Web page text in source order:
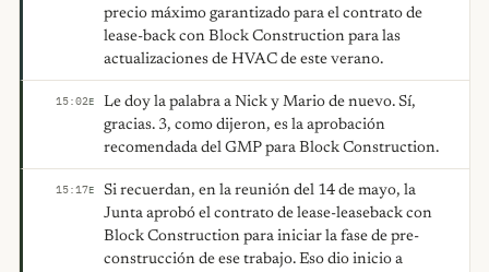
precio máximo garantizado para el contrato de
lease-back con Block Construction para las
actualizaciones de HVAC de este verano.
15:02E
Le doy la palabra a Nick y Mario de nuevo. Sí,
gracias. 3, como dijeron, es la aprobación
recomendada del GMP para Block Construction.
15:17E
Si recuerdan, en la reunión del 14 de mayo, la
Junta aprobó el contrato de lease-leaseback con
Block Construction para iniciar la fase de pre-
construcción de ese trabajo. Eso dio inicio a